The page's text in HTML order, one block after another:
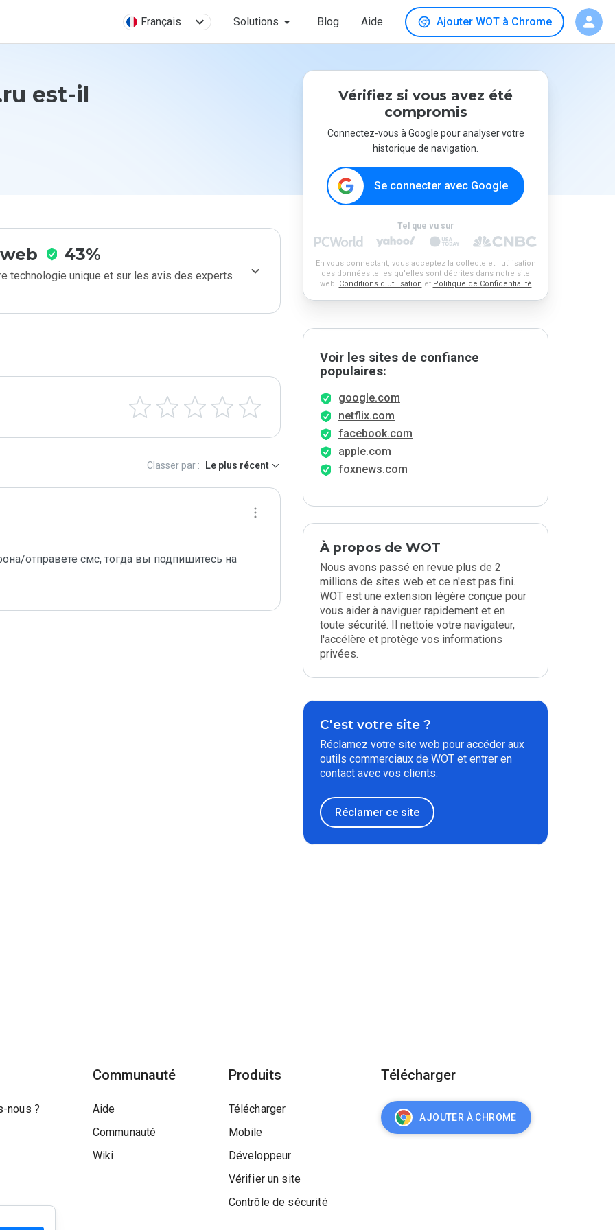
Français Solutions Blog Aide Ajouter WOT à Chrome
est-il
43%
technologie unique et sur les avis des experts
Classer par : Le plus récent
отправете смс, тогда вы подпишитесь на
Vérifiez si vous avez été
compromis
Connectez-vous à Google pour analyser votre
historique de navigation.
Se connecter avec Google
Tel que vu sur
En vous connectant, vous acceptez la collecte et l'utilisation
des données telles qu'elles sont décrites dans notre site
web. Conditions d'utilisation et Politique de Confidentialité
Voir les sites de confiance
populaires:
google.com
netflix.com
facebook.com
apple.com
foxnews.com
À propos de WOT
Nous avons passé en revue plus de 2
millions de sites web et ce n'est pas fini.
WOT est une extension légère conçue pour
vous aider à naviguer rapidement et en
toute sécurité. Il nettoie votre navigateur,
l'accélère et protège vos informations
privées.
C'est votre site ?
Réclamez votre site web pour accéder aux
outils commerciaux de WOT et entrer en
contact avec vos clients.
Réclamer ce site
nous ?
Communauté
Aide
Communauté
Wiki
Produits
Télécharger
Mobile
Développeur
Vérifier un site
Contrôle de sécurité
Télécharger
AJOUTER À CHROME